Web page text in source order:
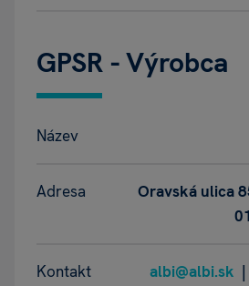
GPSR - Výrobca
Název
Adresa
Oravská ulica
Kontakt albi@albi.sk |